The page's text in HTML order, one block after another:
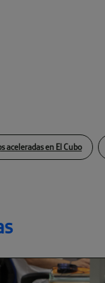
aceleradas en El Cubo